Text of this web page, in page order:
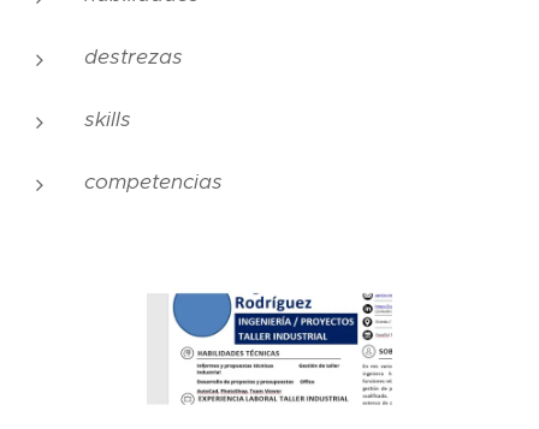
destrezas
skills
competencias